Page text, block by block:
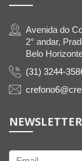
Avenida do
2° andar,
Belo
(31) 3244-
NEWSLETTER